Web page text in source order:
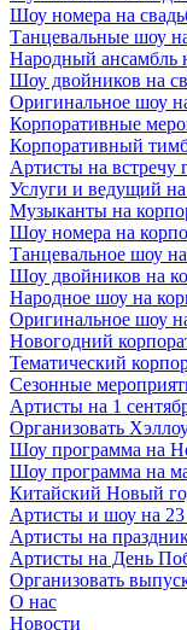
Шоу номера на
Танцевальные шоу
Народный ансамбль
Шоу двойников на
Оригинальное шоу
Корпоративные
Корпоративный
Артисты на встречу
Услуги и ведущий
Музыканты на
Шоу номера на
Танцевальное шоу
Шоу двойников на
Народное шоу на
Оригинальное шоу
Новогодний
Тематический
Сезонные
Артисты на 1
Организовать
Шоу программа на
Шоу программа на
Китайский Новый
Артисты и шоу на 23
Артисты на
Артисты на День
Организовать
О нас
Новости